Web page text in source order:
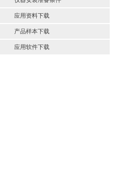
应用资料下载
产品样本下载
应用软件下载